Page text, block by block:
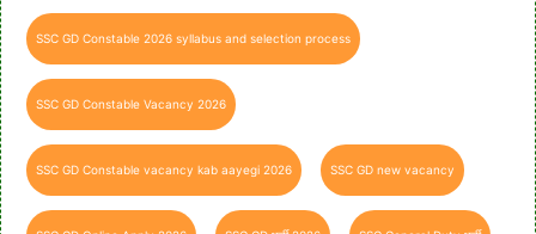
SSC GD Constable 2026 syllabus and selection process
SSC GD Constable Vacancy 2026
SSC GD Constable vacancy kab aayegi 2026 SSC GD new vacancy